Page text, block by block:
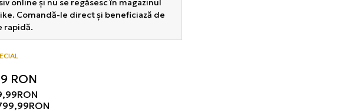
online și nu se regăsesc în magazinul
Comandă-le direct și beneficiază de
rapidă.
RON
RON
RON